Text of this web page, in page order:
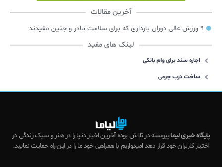
آخرین مقالات
۹ ورزش عالی دوران بارداری که برای سلامت مادر و جنین مفیدند
لینک های مفید
اجاره سند برای وام بانکی
ساخت درب چرمی
پایگاه خبری لیماپیوسته در تلاش بوده آخرین اخبار دنیا را در هنر و سبک زندگی در
اختیار کاربران خود قرار دهد امیدواریم با همراهی خود ما را در این راه حمایت نمایید.